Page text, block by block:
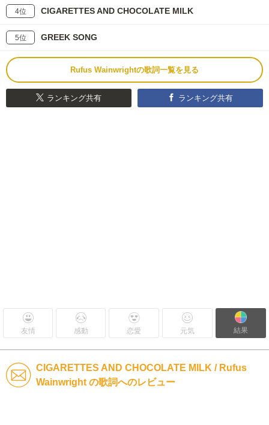
4位 CIGARETTES AND CHOCOLATE MILK
5位 GREEK SONG
Rufus Wainwrightの歌詞一覧を見る
ランキング共有 ランキング共有
友情 感動 恋愛 元気 結果
CIGARETTES AND CHOCOLATE MILK / Rufus
Wainwright の歌詞へのレビュー